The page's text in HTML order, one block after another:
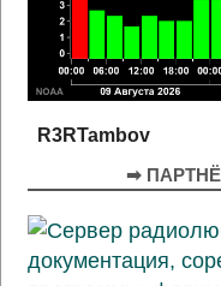
R3RTambov
➡